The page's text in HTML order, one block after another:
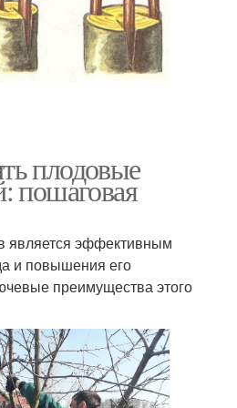
плодовые
пошаговая
является эффективным
и повышения его
преимущества этого